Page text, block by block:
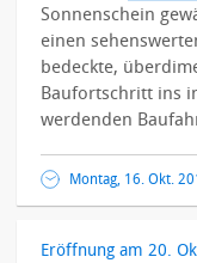
Sonnenschein
einen
bedeckte,
Baufortschritt ins
werdenden
Montag, 16. Okt.
Eröffnung am 20.